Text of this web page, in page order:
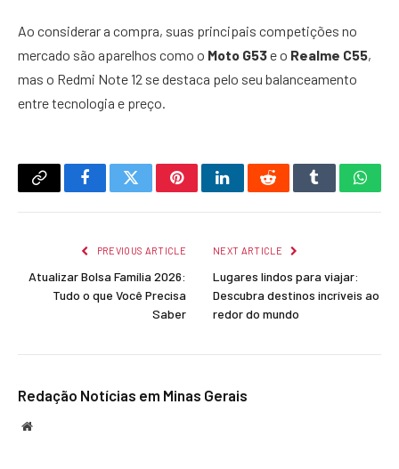
Ao considerar a compra, suas principais competições no
mercado são aparelhos como o Moto G53e o Realme C55,
mas o Redmi Note 12 se destaca pelo seu balanceamento
entre tecnologia e preço.
Copy
FacebookTwitterPinterestLinkedInRedditTumblr
PREVIOUS ARTICLE
Atualizar Bolsa Família 2026:
Tudo o que Você Precisa
Saber
NEXT ARTICLE
Lugares lindos para viajar:
Descubra destinos incríveis ao
redor do mundo
Redação Notícias em Minas Gerais
Website